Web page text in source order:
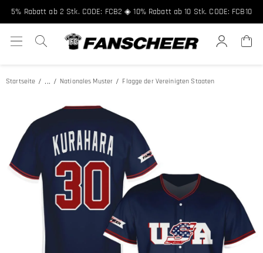
5% Rabatt ab 2 Stk. CODE: FCB2 ◈ 10% Rabatt ab 10 Stk. CODE: FCB10
Startseite ... Nationales Muster Flagge der Vereinigten Staaten